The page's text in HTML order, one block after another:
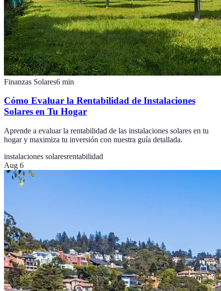
Finanzas Solares6 min
Cómo Evaluar la Rentabilidad de Instalaciones
Solares en Tu Hogar
Aprende a evaluar la rentabilidad de las instalaciones solares en tu
hogar y maximiza tu inversión con nuestra guía detallada.
instalaciones solaresrentabilidad
Aug 6